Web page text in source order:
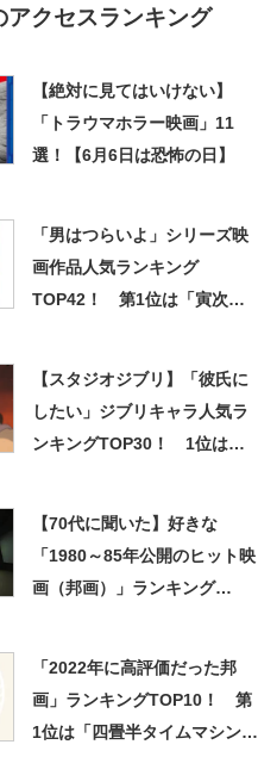
アクセスランキング
【絶対に見てはいけない】
「トラウマホラー映画」11
選！【6月6日は恐怖の日】
「男はつらいよ」シリーズ映
画作品人気ランキング
TOP42！ 第1位は「寅次郎
【スタジオジブリ】「彼氏に
したい」ジブリキャラ人気ラ
ンキングTOP30！ 1位は
【70代に聞いた】好きな
「1980～85年公開のヒット映
画（邦画）」ランキング
「2022年に高評価だった邦
画」ランキングTOP10！ 第
1位は「四畳半タイムマシンブ